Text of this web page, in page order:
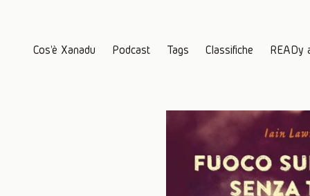
Cos'è Xanadu Podcast Tags Classifiche READy